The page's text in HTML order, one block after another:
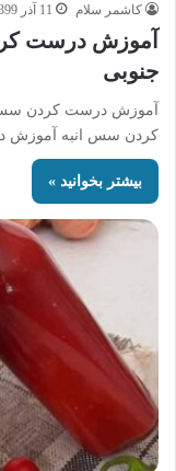
کاشمر سلام 11 آذر 1399
آموزش درست
جنوبی
آموزش درست کردن
کردن سس انبه آموزش
بیشتر بخوانید »